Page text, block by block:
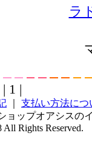
ラ
| 1 |
支払い方法につ
ョップオアシスの
Rights Reserved.